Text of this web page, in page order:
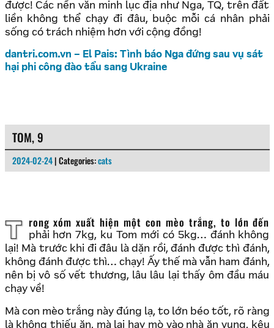
được! Các nền văn minh lục địa như Nga, TQ, trên đất
liền không thể chạy đi đâu, buộc mỗi cá nhân phải
sống có trách nhiệm hơn với cộng đồng!
dantri.com.vn – El Pais: Tình báo Nga đứng sau vụ sát
hại phi công đào tẩu sang Ukraine
TOM, 9
2024-02-24 | Categories:cats
Trong xóm xuất hiện một con mèo trắng, to lớn đến
phải hơn 7kg, ku Tom mới có 5kg… đánh không
lại! Mà trước khi đi đâu là dặn rồi, đánh được thì đánh,
không đánh được thì… chạy! Ấy thế mà vẫn ham đánh,
nên bị vô số vết thương, lâu lâu lại thấy ôm đầu máu
chạy về!
Mà con mèo trắng này đúng lạ, to lớn béo tốt, rõ ràng
là không thiếu ăn, mà lại hay mò vào nhà ăn vụng, kêu